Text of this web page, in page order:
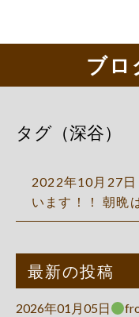
ブロ
タグ（深谷）
2022年10月27
います！！ 朝晩
最新の投稿
2026年01月05日